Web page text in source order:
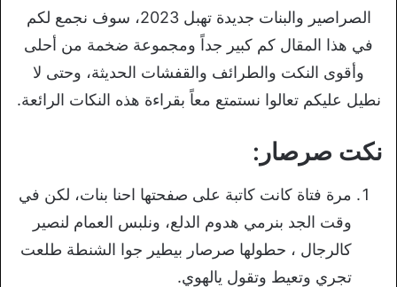
الصراصير والبنات جديدة تهبل 2023، سوف نجمع لكم
في هذا المقال كم كبير جداً ومجموعة ضخمة من أحلى
وأقوى النكت والطرائف والقفشات الحديثة، وحتى لا
نطيل عليكم تعالوا نستمتع معاً بقراءة هذه النكات الرائعة.
نكت صرصار:
مرة فتاة كانت كاتبة على صفحتها احنا بنات، لكن في
وقت الجد بنرمي هدوم الدلع، ونلبس العمام لنصير
كالرجال ، حطولها صرصار بيطير جوا الشنطة طلعت
تجري وتعيط وتقول يالهوي.